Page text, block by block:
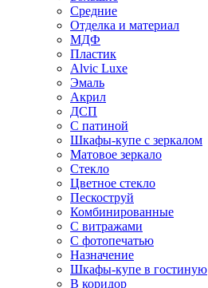
Средние
Отделка и материал
МДФ
Пластик
Alvic Luxe
Эмаль
Акрил
ДСП
С патиной
Шкафы-купе с зеркалом
Матовое зеркало
Стекло
Цветное стекло
Пескоструй
Комбинированные
С витражами
С фотопечатью
Назначение
Шкафы-купе в гостиную
В коридор